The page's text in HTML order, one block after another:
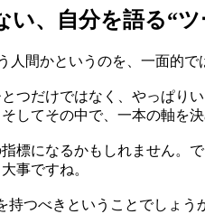
い、自分を語る“
間かというのを、一面的
つだけではなく、やっぱり
してその中で、一本の軸を決
標になるかもしれません。
事ですね。
持つべきということでしょう